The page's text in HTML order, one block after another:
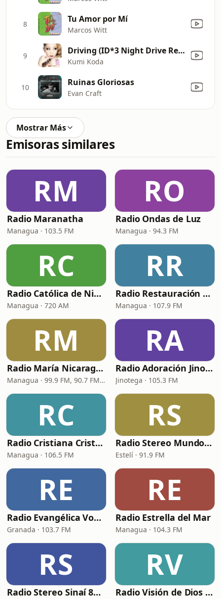
8 Tu Amor por Mí
Marcos Witt
9 Driving (ID*3 Night Drive Remix)
Kumi Koda
10 Ruinas Gloriosas
Evan Craft
Mostrar Más
Emisoras similares
RM
Radio Maranatha
Managua · 103.5 FM
RO
Radio Ondas de Luz
Managua · 94.3 FM
RC
Radio Católica de Nicaragua
Managua · 720 AM
RR
Radio Restauración 107.9 FM
Managua · 107.9 FM
RM
Radio María Nicaragua
Managua · 99.9 FM, 90.7 FM, 1400 AM
RA
Radio Adoración Jinotega
Jinotega · 105.3 FM
RC
Radio Cristiana Cristo Viene
Managua · 106.5 FM
RS
Radio Stereo Mundo 91.9 FM
Estelí · 91.9 FM
RE
Radio Evangélica Voz Cristiana
Granada · 103.7 FM
RE
Radio Estrella del Mar
Managua · 104.3 FM
RS
Radio Stereo Sinaí 88.3 FM
RV
Radio Visión de Dios Stereo